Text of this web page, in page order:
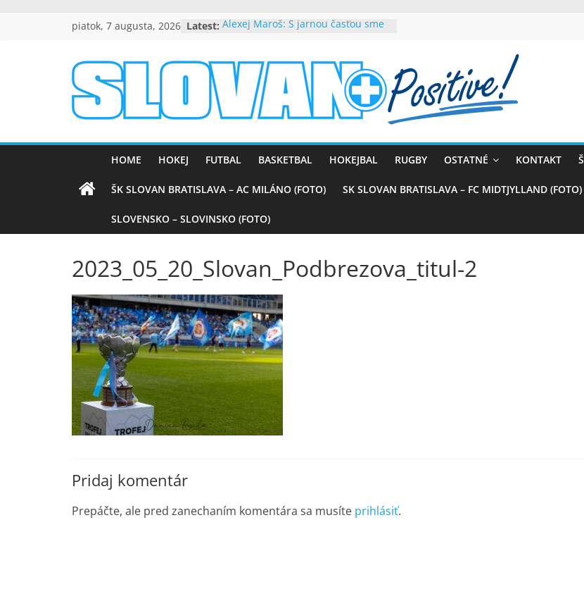
piatok, 7 augusta, 2026 Latest: Alexej Maroš: S jarnou časťou sme
byť dôležitou súčasťou tímového
úspechu
Peter Dubovský, v belasých
srdciach večne živý (VIDEO)
Mladí slovanisti získali prvenstvo
Nezabudnuteľné víťazstvo nad
Barcelonou (VIDEO)
slovanpositive.com
HOME HOKEJ FUTBAL BASKETBAL HOKEJBAL RUGBY OSTATNÉ KONTAKT
ŠK SLOVAN BRATISLAVA – AC MILÁNO (FOTO) SK SLOVAN BRATISLAVA – FC MIDTJYLLAND (FOTO)
SLOVENSKO – SLOVINSKO (FOTO)
2023_05_20_Slovan_Podbrezova_titul-2
Pridaj komentár
Prepáčte, ale pred zanechaním komentára sa musíte prihlásiť.